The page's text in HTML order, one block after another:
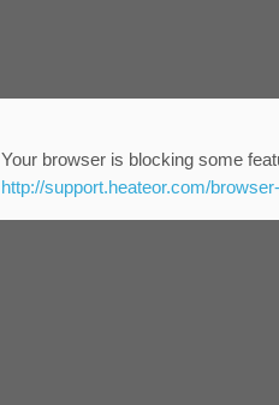
Your browser is blocking some
http://support.heateor.com/